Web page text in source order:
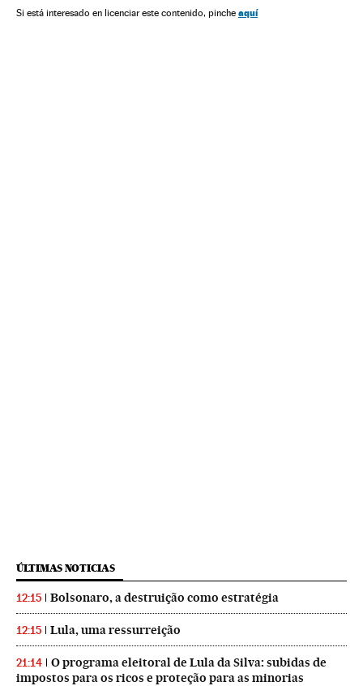
Política Finanças
Si está interesado en licenciar este contenido, pinche aquí
ÚLTIMAS NOTICIAS
12:15 Bolsonaro, a destruição como estratégia
12:15 Lula, uma ressurreição
21:14
O programa eleitoral de Lula da Silva: subidas de
impostos para os ricos e proteção para as minorias